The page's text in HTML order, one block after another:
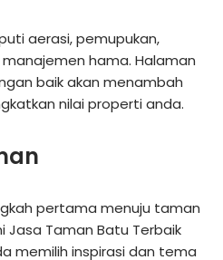
aerasi, pemupukan,
hama. Halaman
baik akan menambah
nilai properti anda.
pertama menuju taman
Taman Batu Terbaik
memilih inspirasi dan tema